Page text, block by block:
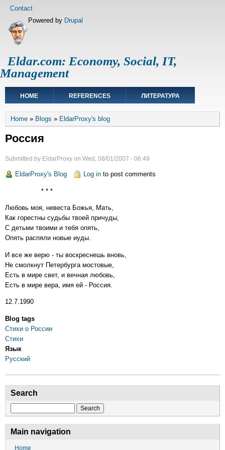
Skip
main
content
Footer
Contact
Eldar.com: Economy, Social, IT,
Management
Powered by Drupal
Main
navigation
HOME REFERENCES ЛИТЕРАТУРА
Breadcrumb
Home Blogs EldarProxy's blog
Россия
Submitted by EldarProxy on Wed, 08/01/2007 - 06:49
EldarProxy's Blog Log in to post comments
* * *
Любовь моя, невеста Божья, Мать,
Как горестны судьбы твоей причуды,
С детьми твоими и тебя опять,
Опять распяли новые иуды.
И все же верю - ты воскреснешь вновь,
Не смолкнут Петербурга мостовые,
Есть в мире свет, и вечная любовь,
Есть в мире вера, имя ей - Россия.
12.7.1990
Blog tags
Стихи о России
Стихи
Язык
Русский
Search
Main navigation
Home